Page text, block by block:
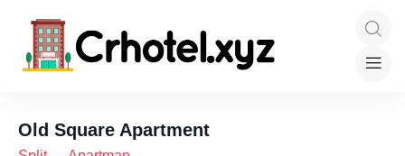
Old Square Apartment